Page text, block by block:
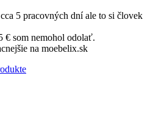
5 pracovných dní ale to si človek
€ som nemohol odolať.
na moebelix.sk